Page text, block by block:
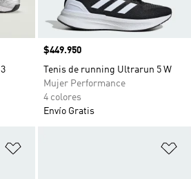
Precio
$449.950
Tenis de running Ultrarun 5 W
Mujer Performance
4 colores
Envío Gratis